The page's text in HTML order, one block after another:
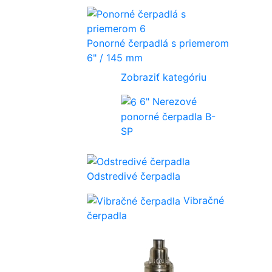
Ponorné čerpadlá s priemerom
6" / 145 mm
Zobraziť kategóriu
6" Nerezové
ponorné čerpadla B-
SP
Odstredivé čerpadla
Vibračné
čerpadla